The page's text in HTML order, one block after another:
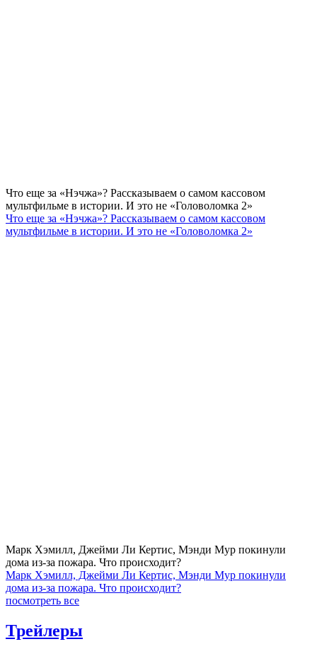
Что еще за «Нэчжа»? Рассказываем о самом кассовом
мультфильме в истории. И это не «Головоломка 2»
Что еще за «Нэчжа»? Рассказываем о самом кассовом
мультфильме в истории. И это не «Головоломка 2»
Марк Хэмилл, Джейми Ли Кертис, Мэнди Мур покинули
дома из-за пожара. Что происходит?
Марк Хэмилл, Джейми Ли Кертис, Мэнди Мур покинули
дома из-за пожара. Что происходит?
посмотреть все
Трейлеры